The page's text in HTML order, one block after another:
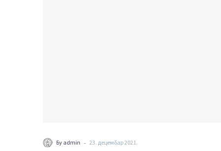
Бy admin - 23. децембар 2021.